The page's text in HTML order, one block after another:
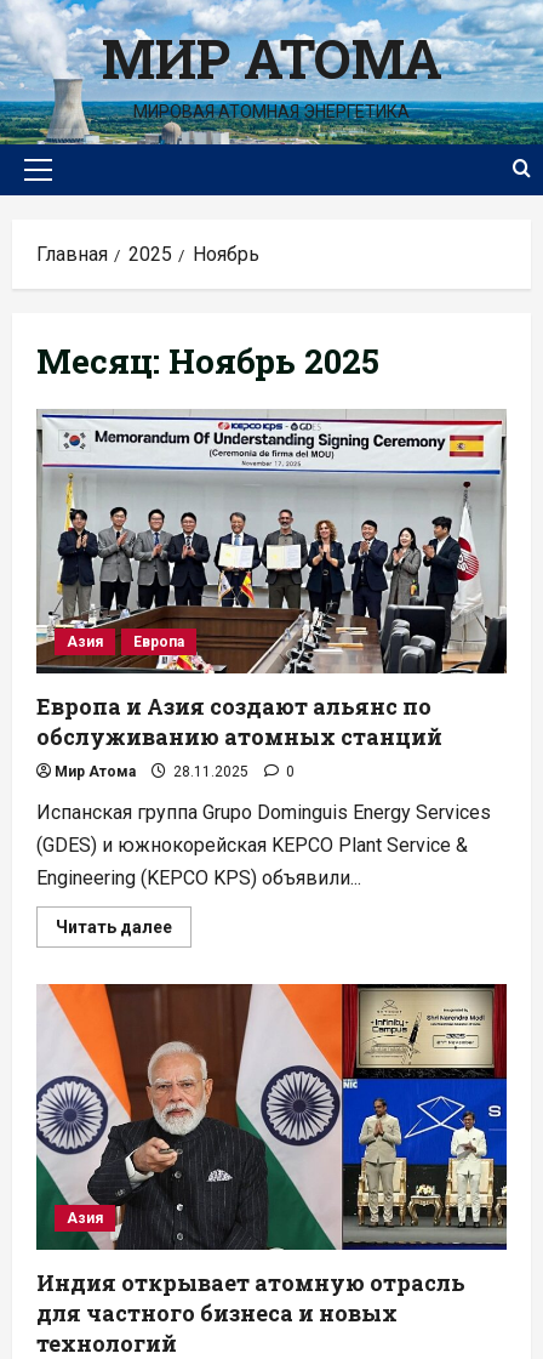
Перейти
к
содержимомуМИР АТОМА
МИРОВАЯ АТОМНАЯ ЭНЕРГЕТИКА
Основное
Главная 2025 Ноябрь
Месяц: Ноябрь 2025
Азия Европа
Европа и Азия создают альянс по
обслуживанию атомных станций
Мир Атома 28.11.2025 0
Испанская группа Grupo Dominguis Energy Services
(GDES) и южнокорейская KEPCO Plant Service &
Engineering (KEPCO KPS) объявили...
Читать далееПрочитать
больше
создают
альянс
по
обслуживанию
атомных
станций
Азия
Индия открывает атомную отрасль
для частного бизнеса и новых
технологий